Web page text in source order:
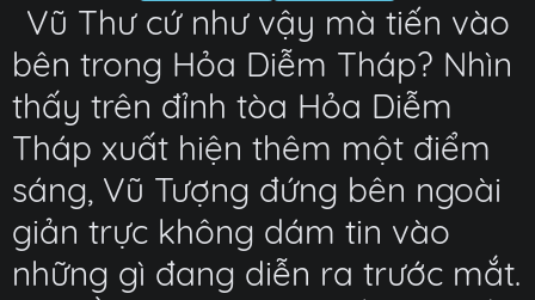
Vũ Thư cứ như vậy mà tiến vào
bên trong Hỏa Diễm Tháp? Nhìn
thấy trên đỉnh tòa Hỏa Diễm
Tháp xuất hiện thêm một điểm
sáng, Vũ Tượng đứng bên ngoài
giản trực không dám tin vào
những gì đang diễn ra trước mắt.